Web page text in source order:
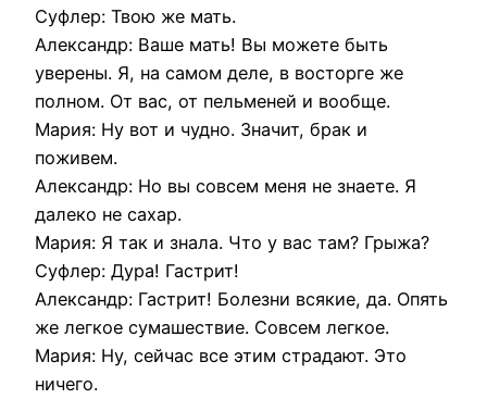
Суфлер: Твою же мать.
Александр: Ваше мать! Вы можете быть
уверены. Я, на самом деле, в восторге же
полном. От вас, от пельменей и вообще.
Мария: Ну вот и чудно. Значит, брак и
поживем.
Александр: Но вы совсем меня не знаете. Я
далеко не сахар.
Мария: Я так и знала. Что у вас там? Грыжа?
Суфлер: Дура! Гастрит!
Александр: Гастрит! Болезни всякие, да. Опять
же легкое сумашествие. Совсем легкое.
Мария: Ну, сейчас все этим страдают. Это
ничего.